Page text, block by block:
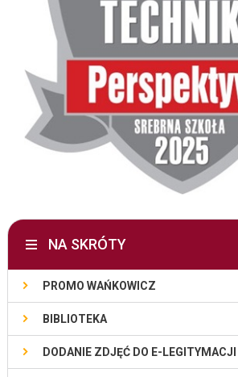
NA SKRÓTY
PROMO WAŃKOWICZ
BIBLIOTEKA
DODANIE ZDJĘĆ DO E-